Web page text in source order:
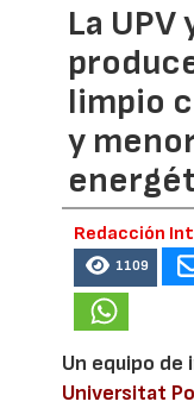
La UPV
limpio
y
Redacción
1109
Un equipo de
Universitat